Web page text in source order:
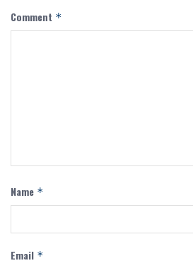
Comment *
Name *
Email *